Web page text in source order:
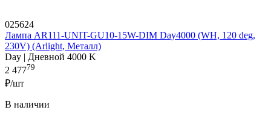
025624
Лампа AR111-UNIT-GU10-15W-DIM Day4000 (WH, 120 deg,
230V) (Arlight, Металл)
Day | Дневной 4000 K
2 47779
₽/шт
В наличии